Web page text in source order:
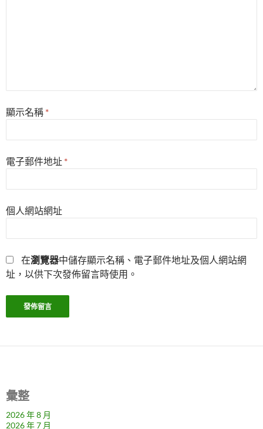
顯示名稱 *
電子郵件地址 *
個人網站網址
在瀏覽器中儲存顯示名稱、電子郵件地址及個人網站網
址，以供下次發佈留言時使用。
彙整
2026 年 8 月
2026 年 7 月